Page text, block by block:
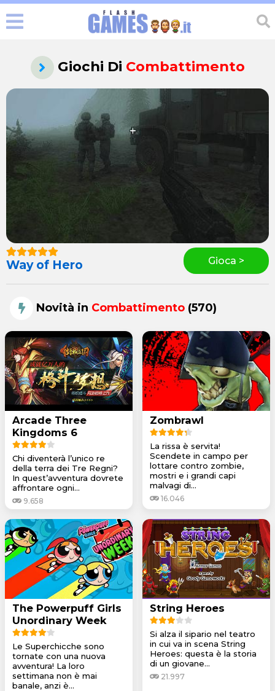
Giochi Di Combattimento
Way of Hero Gioca >
Novità in Combattimento (570)
Arcade Three
Kingdoms 6
Chi diventerà l’unico re
della terra dei Tre Regni?
In quest’avventura dovrete
affrontare ogni...
9.658
Zombrawl
La rissa è servita!
Scendete in campo per
lottare contro zombie,
mostri e i grandi capi
malvagi di...
16.046
The Powerpuff Girls
Unordinary Week
Le Superchicche sono
tornate con una nuova
avventura! La loro
settimana non è mai
banale, anzi è...
String Heroes
Si alza il sipario nel teatro
in cui va in scena String
Heroes: questa è la storia
di un giovane...
21.997